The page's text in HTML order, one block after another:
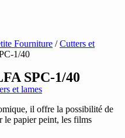
Fourniture /Cutters et
1/40
SPC-1/40
et lames
il offre la possibilité de
le papier peint, les films